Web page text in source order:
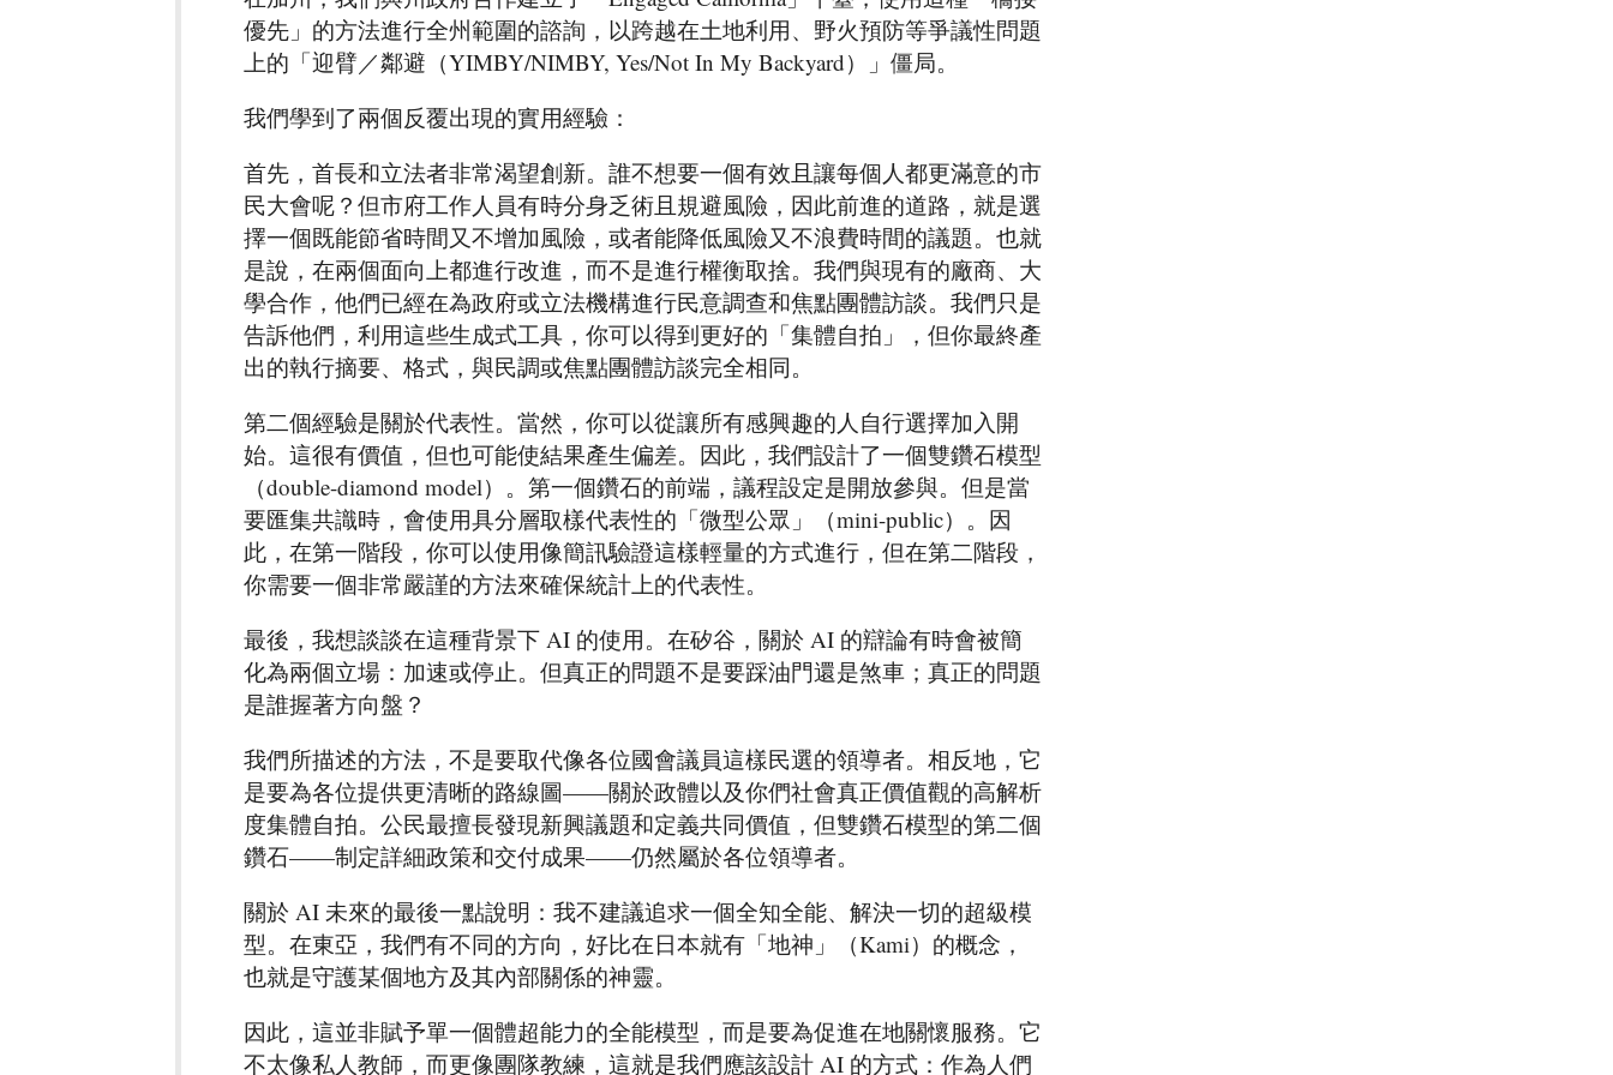
優先」的方法進行全州範圍的諮詢，以跨越在土地利用、野火預防等爭議性問題
上的「迎臂／鄰避（YIMBY/NIMBY, Yes/Not In My Backyard）」僵局。
我們學到了兩個反覆出現的實用經驗：
首先，首長和立法者非常渴望創新。誰不想要一個有效且讓每個人都更滿意的市
民大會呢？但市府工作人員有時分身乏術且規避風險，因此前進的道路，就是選
擇一個既能節省時間又不增加風險，或者能降低風險又不浪費時間的議題。也就
是說，在兩個面向上都進行改進，而不是進行權衡取捨。我們與現有的廠商、大
學合作，他們已經在為政府或立法機構進行民意調查和焦點團體訪談。我們只是
告訴他們，利用這些生成式工具，你可以得到更好的「集體自拍」，但你最終產
出的執行摘要、格式，與民調或焦點團體訪談完全相同。
第二個經驗是關於代表性。當然，你可以從讓所有感興趣的人自行選擇加入開
始。這很有價值，但也可能使結果產生偏差。因此，我們設計了一個雙鑽石模型
（double-diamond model）。第一個鑽石的前端，議程設定是開放參與。但是當
要匯集共識時，會使用具分層取樣代表性的「微型公眾」（mini-public）。因
此，在第一階段，你可以使用像簡訊驗證這樣輕量的方式進行，但在第二階段，
你需要一個非常嚴謹的方法來確保統計上的代表性。
最後，我想談談在這種背景下 AI 的使用。在矽谷，關於 AI 的辯論有時會被簡
化為兩個立場：加速或停止。但真正的問題不是要踩油門還是煞車；真正的問題
是誰握著方向盤？
我們所描述的方法，不是要取代像各位國會議員這樣民選的領導者。相反地，它
是要為各位提供更清晰的路線圖——關於政體以及你們社會真正價值觀的高解析
度集體自拍。公民最擅長發現新興議題和定義共同價值，但雙鑽石模型的第二個
鑽石——制定詳細政策和交付成果——仍然屬於各位領導者。
關於 AI 未來的最後一點說明：我不建議追求一個全知全能、解決一切的超級模
型。在東亞，我們有不同的方向，好比在日本就有「地神」（Kami）的概念，
也就是守護某個地方及其內部關係的神靈。
因此，這並非賦予單一個體超能力的全能模型，而是要為促進在地關懷服務。它
不太像私人教師，而更像團隊教練，這就是我們應該設計 AI 的方式：作為人們